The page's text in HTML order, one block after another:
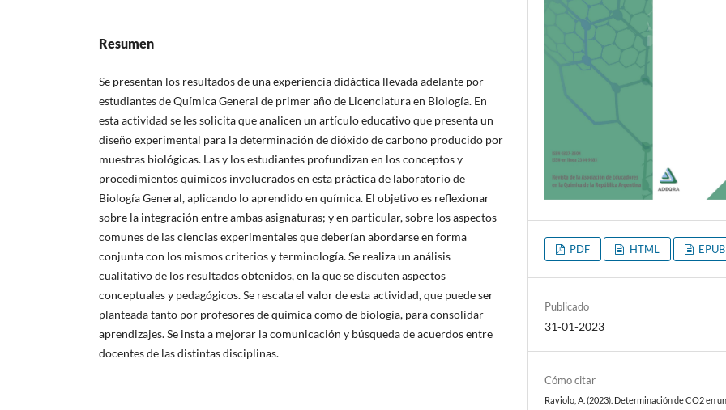
Resumen
Se presentan los resultados de una experiencia didáctica llevada adelante por
estudiantes de Química General de primer año de Licenciatura en Biología. En
esta actividad se les solicita que analicen un artículo educativo que presenta un
diseño experimental para la determinación de dióxido de carbono producido por
muestras biológicas. Las y los estudiantes profundizan en los conceptos y
procedimientos químicos involucrados en esta práctica de laboratorio de
Biología General, aplicando lo aprendido en química. El objetivo es reflexionar
sobre la integración entre ambas asignaturas; y en particular, sobre los aspectos
comunes de las ciencias experimentales que deberían abordarse en forma
conjunta con los mismos criterios y terminología. Se realiza un análisis
cualitativo de los resultados obtenidos, en la que se discuten aspectos
conceptuales y pedagógicos. Se rescata el valor de esta actividad, que puede ser
planteada tanto por profesores de química como de biología, para consolidar
aprendizajes. Se insta a mejorar la comunicación y búsqueda de acuerdos entre
docentes de las distintas disciplinas.
PDF HTML EPUB
Publicado
31-01-2023
Cómo citar
Raviolo, A. (2023). Determinación de CO2 en un